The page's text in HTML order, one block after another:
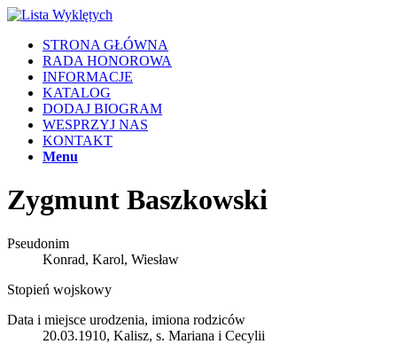
STRONA GŁÓWNA
RADA HONOROWA
INFORMACJE
KATALOG
DODAJ BIOGRAM
WESPRZYJ NAS
KONTAKT
Menu
Zygmunt Baszkowski
Pseudonim
Konrad, Karol, Wiesław
Stopień wojskowy
Data i miejsce urodzenia, imiona rodziców
20.03.1910, Kalisz, s. Mariana i Cecylii